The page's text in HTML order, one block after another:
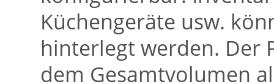
Küchengeräte usw.
hinterlegt werden. Der
dem Gesamtvolumen